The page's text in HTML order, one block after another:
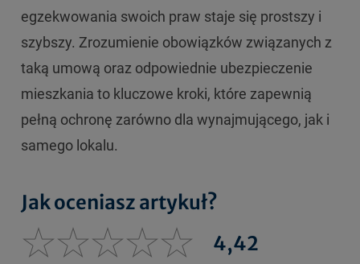
egzekwowania swoich praw staje się prostszy i
szybszy. Zrozumienie obowiązków związanych z
taką umową oraz odpowiednie ubezpieczenie
mieszkania to kluczowe kroki, które zapewnią
pełną ochronę zarówno dla wynajmującego, jak i
samego lokalu.
Jak oceniasz artykuł?
4,42